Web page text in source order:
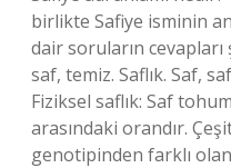
birlikte Safiye isminin
dair soruların cevapları
saf, temiz. Saflık. Saf,
Fiziksel saflık: Saf
arasındaki orandır.
genotipinden farklı